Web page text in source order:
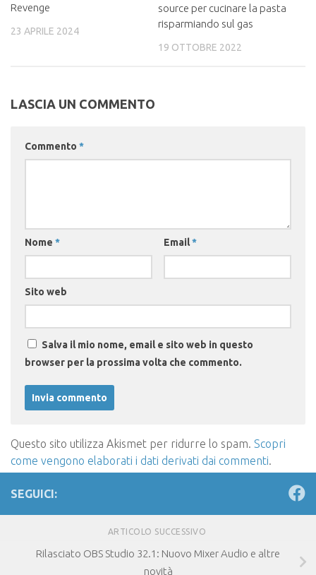
Revenge
23 APRILE 2024
source per cucinare la pasta
risparmiando sul gas
19 OTTOBRE 2022
LASCIA UN COMMENTO
Commento *
Nome * Email*
Sito web
Salva il mio nome, email e sito web in questo
browser per la prossima volta che commento.
Questo sito utilizza Akismet per ridurre lo spam. Scopri
come vengono elaborati i dati derivati dai commenti.
SEGUICI:
ARTICOLO SUCCESSIVO
Rilasciato OBS Studio 32.1: Nuovo Mixer Audio e altre
novità